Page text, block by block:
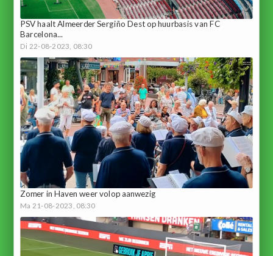
PSV haalt Almeerder Sergiño Dest op huurbasis van FC
Barcelona...
Di 22-08-2023, 08:30
Zomer in Haven weer volop aanwezig
Ma 21-08-2023, 08:30